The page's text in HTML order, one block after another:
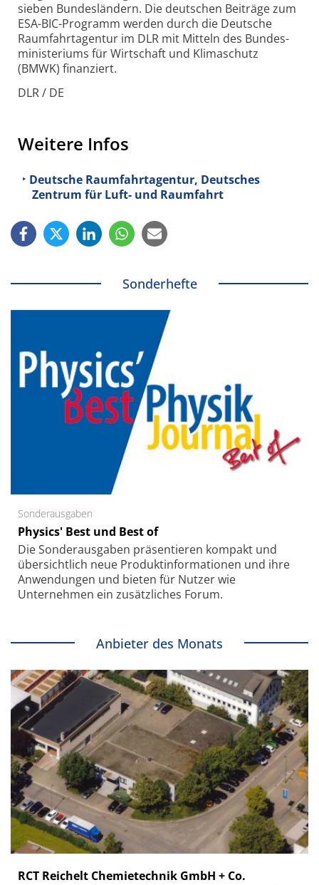
sieben Bundesländern. Die deutschen Beiträge zum
ESA-BIC-Programm werden durch die Deutsche
Raumfahrtagentur im DLR mit Mitteln des Bundes­
ministeriums für Wirtschaft und Klimaschutz
(BMWK) finanziert.
DLR / DE
Weitere Infos
Deutsche Raumfahrtagentur, Deutsches
Zentrum für Luft- und Raumfahrt
Sonderhefte
Sonderausgaben
Physics' Best und Best of
Die Sonder­ausgaben präsentieren kompakt und
übersichtlich neue Produkt­informationen und ihre
Anwendungen und bieten für Nutzer wie
Unternehmen ein zusätzliches Forum.
Anbieter des Monats
RCT Reichelt Chemietechnik GmbH + Co.